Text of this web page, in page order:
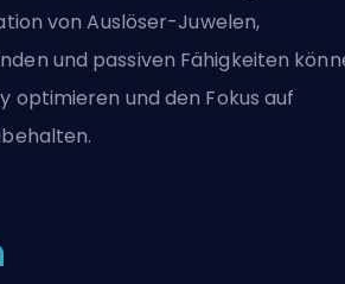
von Auslöser-Juwelen,
und passiven Fähigkeiten
optimieren und den Fokus auf